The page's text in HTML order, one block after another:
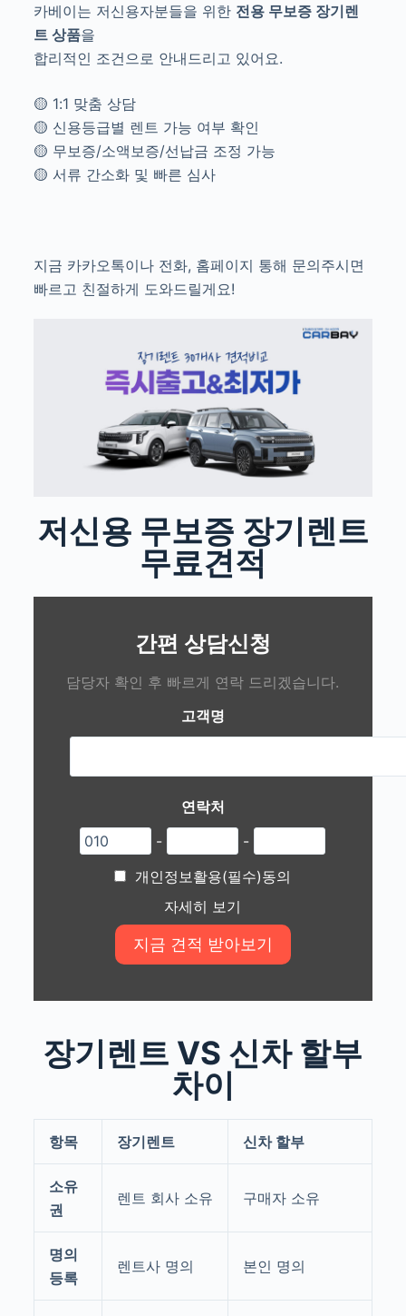
카베이는 저신용자분들을 위한 전용 무보증 장기렌
트 상품을
합리적인 조건으로 안내드리고 있어요.
🟡 1:1 맞춤 상담
🟡 신용등급별 렌트 가능 여부 확인
🟡 무보증/소액보증/선납금 조정 가능
🟡 서류 간소화 및 빠른 심사
지금 카카오톡이나 전화, 홈페이지 통해 문의주시면
빠르고 친절하게 도와드릴게요!
저신용 무보증 장기렌트
무료견적
간편 상담신청
담당자 확인 후 빠르게 연락 드리겠습니다.
고객명
연락처
-
-
개인정보활용(필수)동의
자세히 보기
장기렌트 VS 신차 할부
차이
항목 장기렌트 신차 할부
소유
권
렌트 회사 소유 구매자 소유
명의
등록
렌트사 명의 본인 명의